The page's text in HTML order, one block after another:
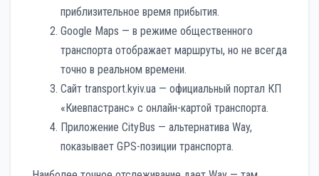
приблизительное время прибытия.
Google Maps — в режиме общественного
транспорта отображает маршруты, но не всегда
точно в реальном времени.
Сайт transport.kyiv.ua — официальный портал КП
«Киевпастранс» с онлайн-картой транспорта.
Приложение CityBus — альтернатива Way,
показывает GPS-позиции транспорта.